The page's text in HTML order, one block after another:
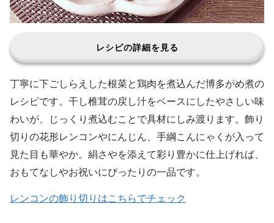
レシピの詳細を見る
丁寧に下ごしらえした根菜と鶏肉を煮込んだ博多がめ煮の
レシピです。干し椎茸の戻し汁をベースにしたやさしい味
わいが、じっくり煮込むことで具材にしみ渡ります。飾り
切りの花形レンコンやにんじん、手綱こんにゃくが入って
見た目も華やか。絹さやを添えて彩り豊かに仕上げれば、
おもてなしやお祝いにぴったりの一品です。
レンコンの飾り切りはこちらでチェック